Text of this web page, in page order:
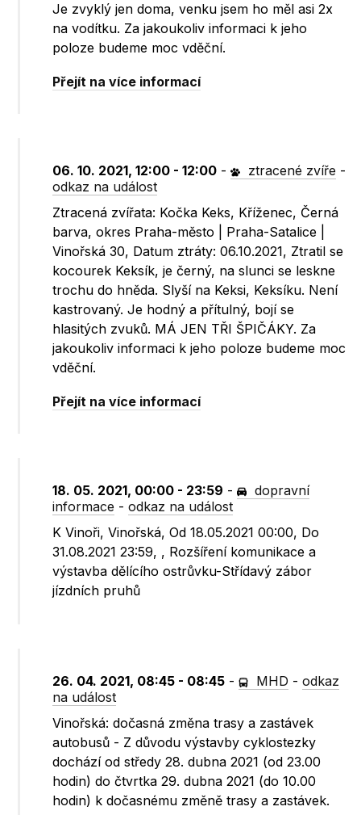
Je zvyklý jen doma, venku jsem ho měl asi 2x
na vodítku. Za jakoukoliv informaci k jeho
poloze budeme moc vděční.
Přejít na více informací
06. 10. 2021, 12:00 - 12:00 - ztracené zvíře -
odkaz na událost
Ztracená zvířata: Kočka Keks, Kříženec, Černá
barva, okres Praha-město | Praha-Satalice |
Vinořská 30, Datum ztráty: 06.10.2021, Ztratil se
kocourek Keksík, je černý, na slunci se leskne
trochu do hněda. Slyší na Keksi, Keksíku. Není
kastrovaný. Je hodný a přítulný, bojí se
hlasitých zvuků. MÁ JEN TŘI ŠPIČÁKY. Za
jakoukoliv informaci k jeho poloze budeme moc
vděční.
Přejít na více informací
18. 05. 2021, 00:00 - 23:59 -
dopravní
informace -odkaz na událost
K Vinoři, Vinořská, Od 18.05.2021 00:00, Do
31.08.2021 23:59, , Rozšíření komunikace a
výstavba dělícího ostrůvku-Střídavý zábor
jízdních pruhů
26. 04. 2021, 08:45 - 08:45 - MHD -odkaz
na událost
Vinořská: dočasná změna trasy a zastávek
autobusů - Z důvodu výstavby cyklostezky
dochází od středy 28. dubna 2021 (od 23.00
hodin) do čtvrtka 29. dubna 2021 (do 10.00
hodin) k dočasnému změně trasy a zastávek.